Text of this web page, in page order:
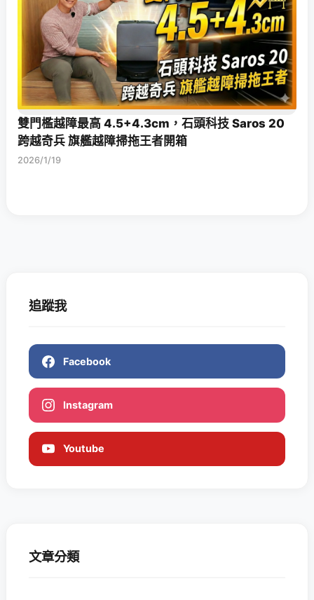
雙門檻越障最高 4.5+4.3cm，石頭科技 Saros 20
跨越奇兵 旗艦越障掃拖王者開箱
2026/1/19
追蹤我
Facebook
Instagram
Youtube
文章分類